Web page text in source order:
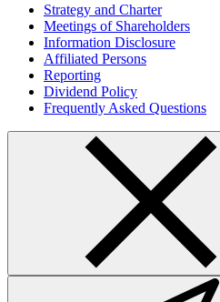
Strategy and Charter
Meetings of Shareholders
Information Disclosure
Affiliated Persons
Reporting
Dividend Policy
Frequently Asked Questions